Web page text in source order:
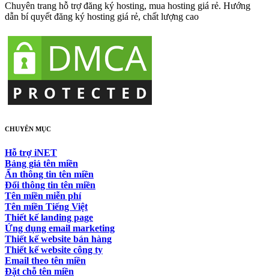
Chuyên trang hỗ trợ đăng ký hosting, mua hosting giá rẻ. Hướng
dẫn bí quyết đăng ký hosting giá rẻ, chất lượng cao
CHUYÊN MỤC
Hỗ trợ iNET
Bảng giá tên miền
Ẩn thông tin tên miền
Đổi thông tin tên miền
Tên miền miễn phí
Tên miền Tiếng Việt
Thiết kế landing page
Ứng dụng email marketing
Thiết kế website bán hàng
Thiết kế website công ty
Email theo tên miền
Đặt chỗ tên miền